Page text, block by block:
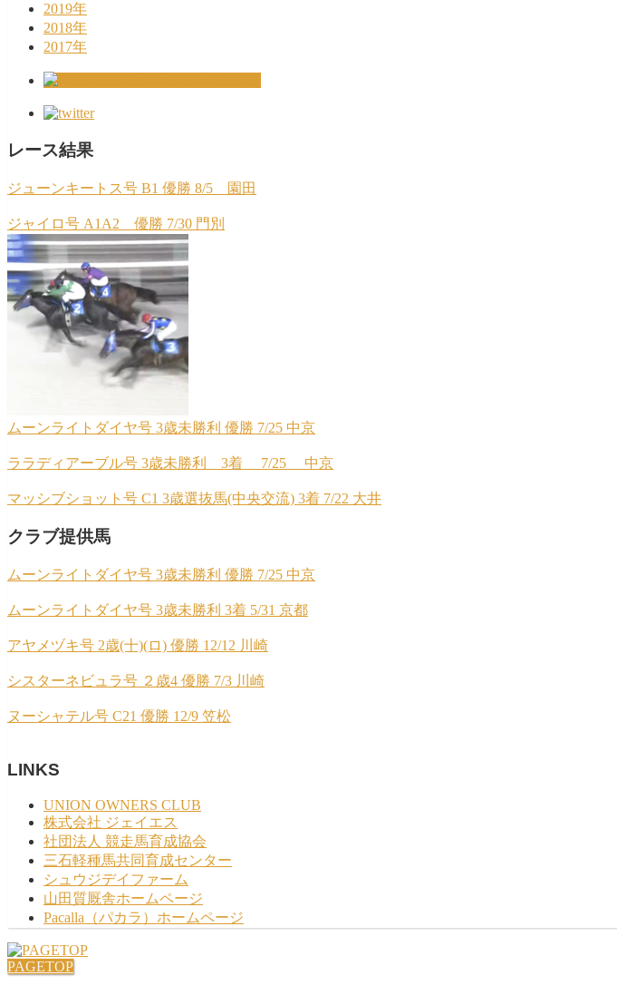
2019年
2018年
2017年
レース結果
ジューンキートス号 B1 優勝 8/5 園田
ジャイロ号 A1A2 優勝 7/30 門別
ムーンライトダイヤ号 3歳未勝利 優勝 7/25 中京
ララディアーブル号 3歳未勝利 3着 7/25 中京
マッシブショット号 C1 3歳選抜馬(中央交流) 3着 7/22 大井
クラブ提供馬
ムーンライトダイヤ号 3歳未勝利 優勝 7/25 中京
ムーンライトダイヤ号 3歳未勝利 3着 5/31 京都
アヤメヅキ号 2歳(十)(ロ) 優勝 12/12 川崎
シスターネビュラ号 ２歳4 優勝 7/3 川崎
ヌーシャテル号 C21 優勝 12/9 笠松
LINKS
UNION OWNERS CLUB
株式会社 ジェイエス
社団法人 競走馬育成協会
三石軽種馬共同育成センター
シュウジデイファーム
山田質厩舎ホームページ
Pacalla（パカラ）ホームページ
PAGETOP